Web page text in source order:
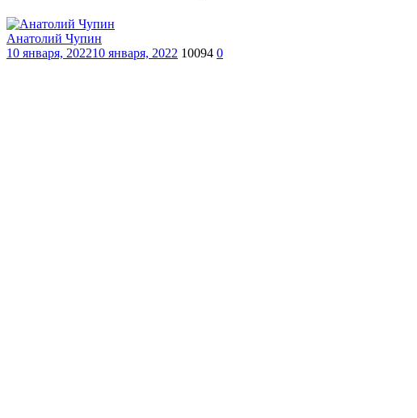
Анатолий Чупин
10 января, 202210 января, 2022 10094 0